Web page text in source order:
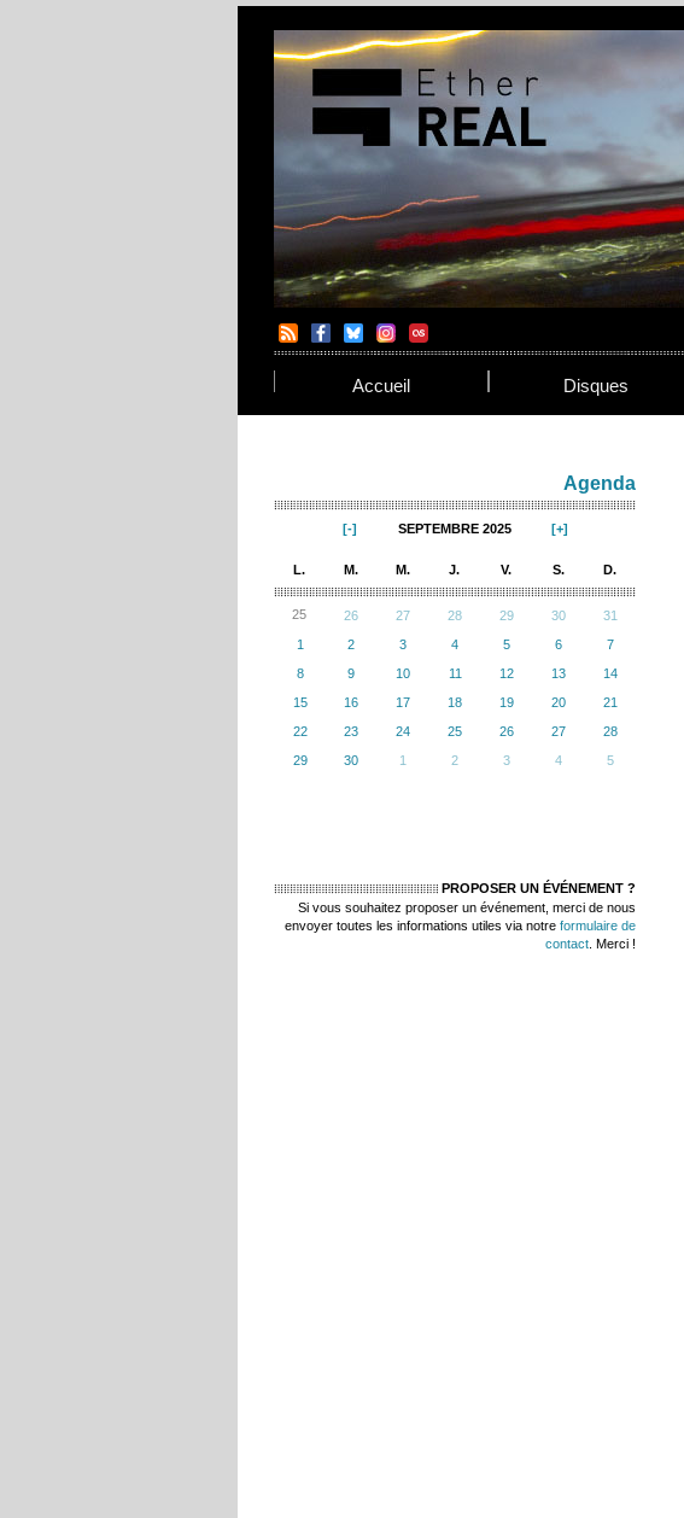
Accueil Disques
Agenda
SEPTEMBRE 2025
L. M. M. J. V. S. D.
25 26 27 28 29 30
31
1
2 3 4 5 6
7
8
9 10 11 12 13
14
15
16 17 18 19 20
21
22
23 24 25 26 27
28
29
30 1 2 3 4 5
PROPOSER UN ÉVÉNEMENT ?
Si vous souhaitez proposer un événement, merci de nous
envoyer toutes les informations utiles via notre formulaire de
contact . Merci !